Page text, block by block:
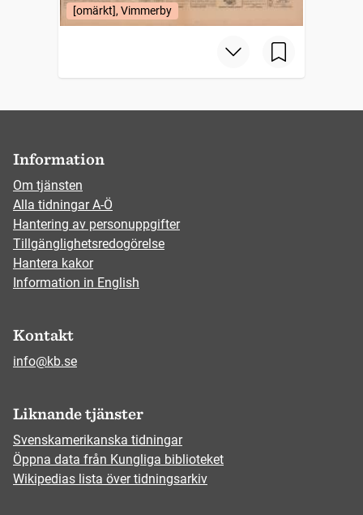
[omärkt], Vimmerby
Information
Om tjänsten
Alla tidningar A-Ö
Hantering av personuppgifter
Tillgänglighetsredogörelse
Hantera kakor
Information in English
Kontakt
info@kb.se
Liknande tjänster
Svenskamerikanska tidningar
Öppna data från Kungliga biblioteket
Wikipedias lista över tidningsarkiv